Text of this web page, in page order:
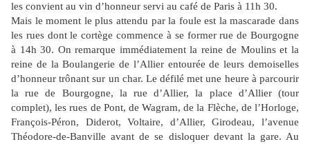
les convient au vin d’honneur servi au café de Paris à 11h 30.
Mais le moment le plus attendu par la foule est la mascarade dans
les rues dont le cortège commence à se former rue de Bourgogne
à 14h 30. On remarque immédiatement la reine de Moulins et la
reine de la Boulangerie de l’Allier entourée de leurs demoiselles
d’honneur trônant sur un char. Le défilé met une heure à parcourir
la rue de Bourgogne, la rue d’Allier, la place d’Allier (tour
complet), les rues de Pont, de Wagram, de la Flèche, de l’Horloge,
François-Péron, Diderot, Voltaire, d’Allier, Girodeau, l’avenue
Théodore-de-Banville avant de se disloquer devant la gare. Au